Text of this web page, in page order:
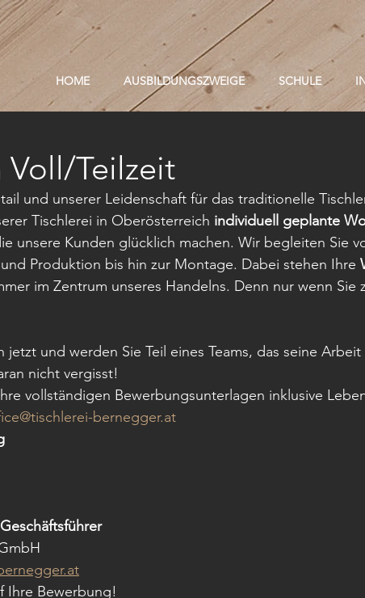
HOME AUSBILDUNGSZWEIGE SCHULE
Voll/Teilzeit
und unserer Leidenschaft für das traditionelle
Tischlerei in Oberösterreich individuell geplante
unsere Kunden glücklich machen. Wir begleiten Sie
Produktion bis hin zur Montage. Dabei stehen Ihre
im Zentrum unseres Handelns. Denn nur wenn Sie
jetzt und werden Sie Teil eines Teams, das seine
nicht vergisst!
vollständigen Bewerbungsunterlagen inklusive
bernegger.at
Ihre Bewerbung!